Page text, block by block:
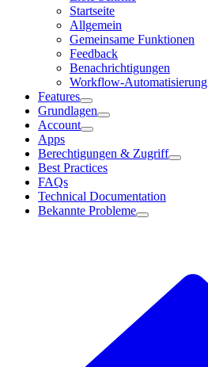
Startseite
Allgemein
Gemeinsame Funktionen
Feedback
Benachrichtigungen
Workflow-Automatisierung
Features
Grundlagen
Account
Apps
Berechtigungen & Zugriff
Best Practices
FAQs
Technical Documentation
Bekannte Probleme